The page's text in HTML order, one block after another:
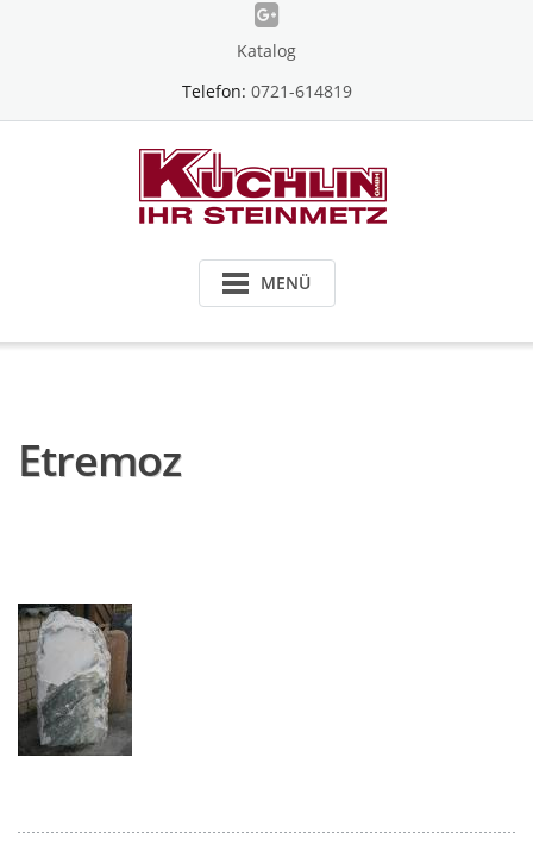
Katalog
Telefon: 0721-614819
MENÜ
Etremoz